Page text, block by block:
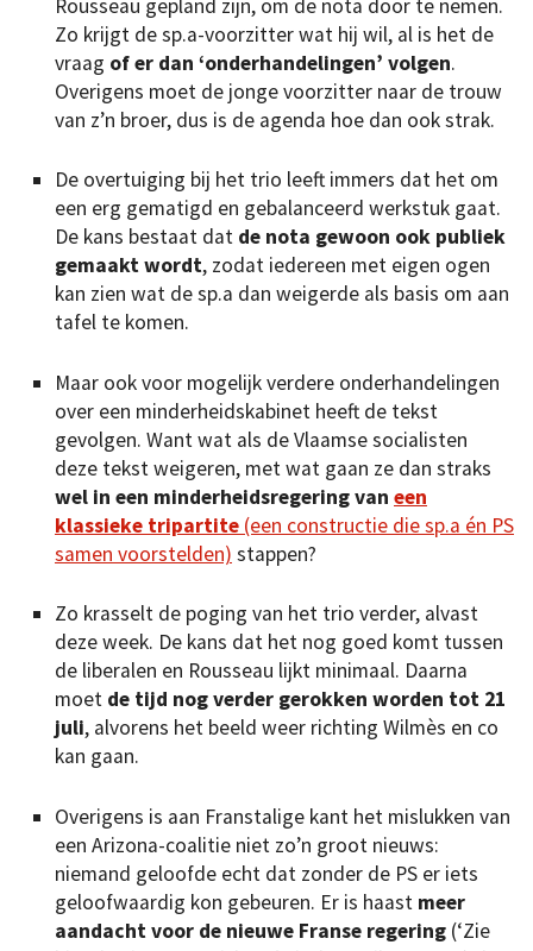
Rousseau gepland zijn, om de nota door te nemen.
Zo krijgt de sp.a-voorzitter wat hij wil, al is het de
vraag of er dan ‘onderhandelingen’ volgen.
Overigens moet de jonge voorzitter naar de trouw
van z’n broer, dus is de agenda hoe dan ook strak.
De overtuiging bij het trio leeft immers dat het om
een erg gematigd en gebalanceerd werkstuk gaat.
De kans bestaat dat de nota gewoon ook publiek
gemaakt wordt, zodat iedereen met eigen ogen
kan zien wat de sp.a dan weigerde als basis om aan
tafel te komen.
Maar ook voor mogelijk verdere onderhandelingen
over een minderheidskabinet heeft de tekst
gevolgen. Want wat als de Vlaamse socialisten
deze tekst weigeren, met wat gaan ze dan straks
wel in een minderheidsregering van een
klassieke tripartite (een constructie die sp.a én PS
samen voorstelden) stappen?
Zo krasselt de poging van het trio verder, alvast
deze week. De kans dat het nog goed komt tussen
de liberalen en Rousseau lijkt minimaal. Daarna
moet de tijd nog verder gerokken worden tot 21
juli, alvorens het beeld weer richting Wilmès en co
kan gaan.
Overigens is aan Franstalige kant het mislukken van
een Arizona-coalitie niet zo’n groot nieuws:
niemand geloofde echt dat zonder de PS er iets
geloofwaardig kon gebeuren. Er is haast meer
aandacht voor de nieuwe Franse regering (‘Zie